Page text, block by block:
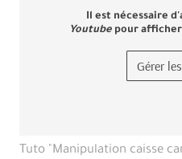
Il est nécessaire
Youtube pour
Gérer
Tuto "Manipulation caisse